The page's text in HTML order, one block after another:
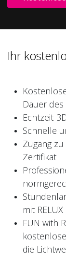
Ihr
Dauer
Echtzeit-
Schnelle
Zugang
Zertifikat
mit RELUX
FUN with
die